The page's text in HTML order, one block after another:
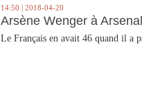
14:50 | 2018-04-20
Arsène Wenger à
Le Français en avait 46 quand il a